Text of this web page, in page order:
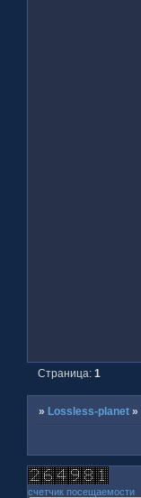
Страница:1
»Lossless-planet »
счетчик посещаемости